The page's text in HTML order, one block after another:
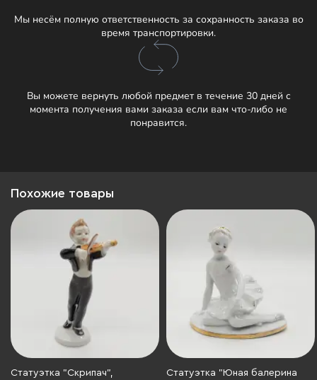
Мы несём полную ответственность за сохранность заказа во
время транспортировки.
Вы можете вернуть любой предмет в течение 30 дней с
момента получения вами заказа если вам что-либо не
понравится.
Похожие товары
Статуэтка "Скрипач",
Статуэтка "Юная балерина